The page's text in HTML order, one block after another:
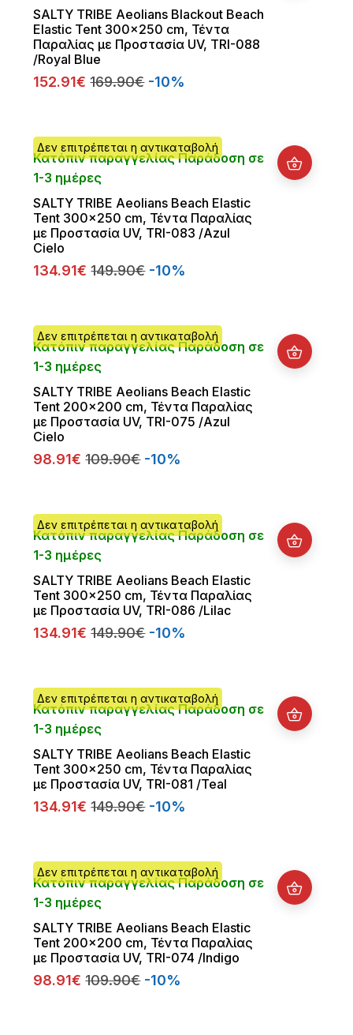
SALTY TRIBE Aeolians Blackout Beach
Elastic Tent 300x250 cm, Τέντα
Παραλίας με Προστασία UV, TRI-088
/Royal Blue
152.91€ 169.90€ -10%
Δεν επιτρέπεται η αντικαταβολή
Κατόπιν παραγγελίας Παράδοση σε
1-3 ημέρες
SALTY TRIBE Aeolians Beach Elastic
Tent 300x250 cm, Τέντα Παραλίας
με Προστασία UV, TRI-083 /Azul
Cielo
134.91€ 149.90€ -10%
Δεν επιτρέπεται η αντικαταβολή
Κατόπιν παραγγελίας Παράδοση σε
1-3 ημέρες
SALTY TRIBE Aeolians Beach Elastic
Tent 200x200 cm, Τέντα Παραλίας
με Προστασία UV, TRI-075 /Azul
Cielo
98.91€ 109.90€ -10%
Δεν επιτρέπεται η αντικαταβολή
Κατόπιν παραγγελίας Παράδοση σε
1-3 ημέρες
SALTY TRIBE Aeolians Beach Elastic
Tent 300x250 cm, Τέντα Παραλίας
με Προστασία UV, TRI-086 /Lilac
134.91€ 149.90€ -10%
Δεν επιτρέπεται η αντικαταβολή
Κατόπιν παραγγελίας Παράδοση σε
1-3 ημέρες
SALTY TRIBE Aeolians Beach Elastic
Tent 300x250 cm, Τέντα Παραλίας
με Προστασία UV, TRI-081 /Teal
134.91€ 149.90€ -10%
Δεν επιτρέπεται η αντικαταβολή
Κατόπιν παραγγελίας Παράδοση σε
1-3 ημέρες
SALTY TRIBE Aeolians Beach Elastic
Tent 200x200 cm, Τέντα Παραλίας
με Προστασία UV, TRI-074 /Indigo
98.91€ 109.90€ -10%